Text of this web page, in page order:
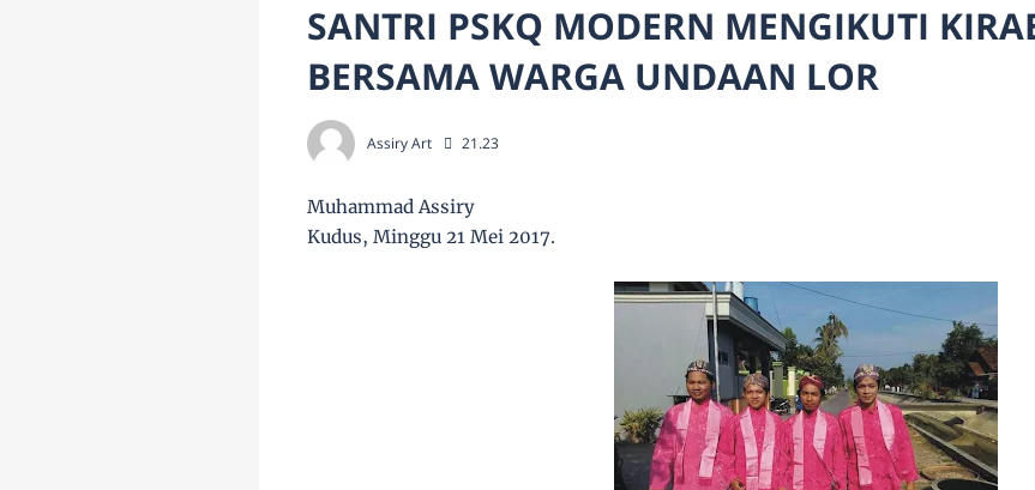
SANTRI PSKQ MODERN MENGIKUTI
BERSAMA WARGA UNDAAN LOR
Assiry Art 21.23
Muhammad Assiry
Kudus, Minggu 21 Mei 2017.